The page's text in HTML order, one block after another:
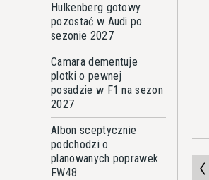
Hulkenberg gotowy
pozostać w Audi po
sezonie 2027
Camara dementuje
plotki o pewnej
posadzie w F1 na sezon
2027
Albon sceptycznie
podchodzi o
planowanych poprawek
FW48